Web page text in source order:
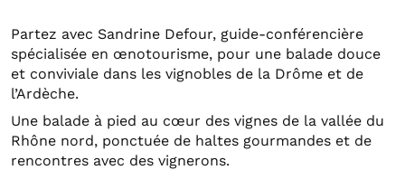
Partez avec Sandrine Defour, guide-conférencière
spécialisée en œnotourisme, pour une balade douce
et conviviale dans les vignobles de la Drôme et de
l’Ardèche.
Une balade à pied au cœur des vignes de la vallée du
Rhône nord, ponctuée de haltes gourmandes et de
rencontres avec des vignerons.